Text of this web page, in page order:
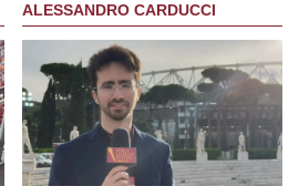
ALESSANDRO CARDUCCI